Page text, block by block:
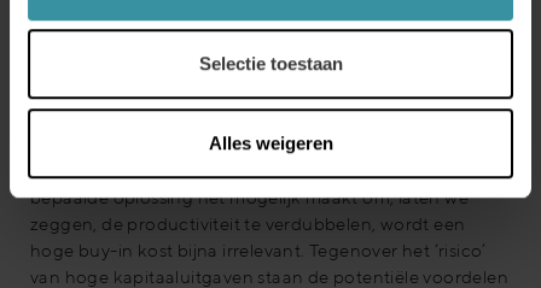
Selectie toestaan
Alles weigeren
in de context van risico. In veel opzichten houdt waarde
rechtstreeks verband met risico – hoe groter de
aantoonbare waarde van een bepaald product of een
bepaalde dienst, hoe aanvaardbaarder het risico wordt.
Of beter gezegd, we verminderen het belang van de prijs
in elk gesprek – als we kunnen aantonen dat een
bepaalde oplossing het mogelijk maakt om, laten we
zeggen, de productiviteit te verdubbelen, wordt een
hoge buy-in kost bijna irrelevant. Tegenover het ‘risico’
van hoge kapitaaluitgaven staan de potentiële voordelen